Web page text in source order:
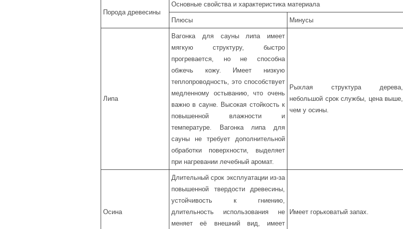
Порода древесины
Основные свойства и характеристика материала
Плюсы Минусы
Липа
Вагонка для сауны липа имеет
мягкую структуру, быстро
прогревается, но не способна
обжечь кожу. Имеет низкую
теплопроводность, это способствует
медленному остыванию, что очень
важно в сауне. Высокая стойкость к
повышенной влажности и
температуре. Вагонка липа для
сауны не требует дополнительной
обработки поверхности, выделяет
при нагревании лечебный аромат.
Рыхлая структура дерева,
небольшой срок службы, цена выше,
чем у осины.
Осина
Длительный срок эксплуатации из-за
повышенной твердости древесины,
устойчивость к гниению,
длительность использования не
меняет её внешний вид, имеет
Имеет горьковатый запах.